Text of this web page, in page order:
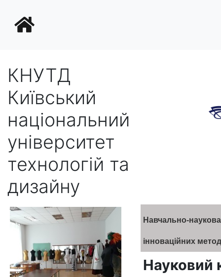
КНУТД
Київський
національний
університет
технологій та
дизайну
Навчально-
інноваційних
Науковий